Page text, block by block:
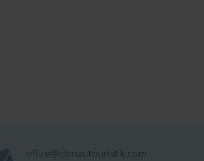
office@donautouristik.com